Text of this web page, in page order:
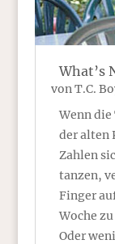
What’s
vonT.C.
Wenn
der alten
Zahlen
tanzen,
Finger
Woche
Oder